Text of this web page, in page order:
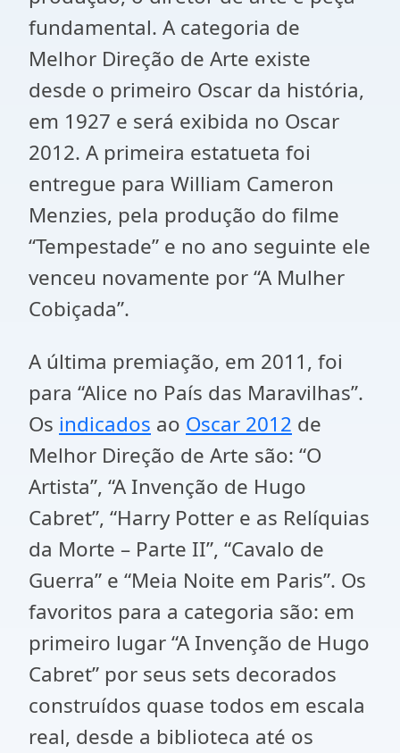
fundamental. A categoria de
Melhor Direção de Arte existe
desde o primeiro Oscar da história,
em 1927 e será exibida no Oscar
2012. A primeira estatueta foi
entregue para William Cameron
Menzies, pela produção do filme
“Tempestade” e no ano seguinte ele
venceu novamente por “A Mulher
Cobiçada”.
A última premiação, em 2011, foi
para “Alice no País das Maravilhas”.
Os indicados ao Oscar 2012 de
Melhor Direção de Arte são: “O
Artista”, “A Invenção de Hugo
Cabret”, “Harry Potter e as Relíquias
da Morte – Parte II”, “Cavalo de
Guerra” e “Meia Noite em Paris”. Os
favoritos para a categoria são: em
primeiro lugar “A Invenção de Hugo
Cabret” por seus sets decorados
construídos quase todos em escala
real, desde a biblioteca até os